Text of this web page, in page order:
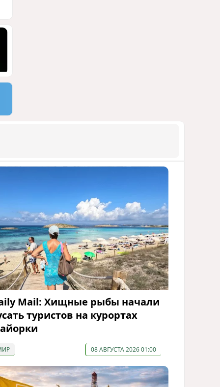
Mail: Хищные рыбы начали
туристов на курортах
08 АВГУСТА 2026 01:00